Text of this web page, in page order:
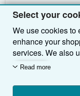
Select your
We use cookies to
enhance your
services. We also
customers use our
we'll also use
Read more
My Account
My Orders
View Basket
Join Our Affiliate
Book Buyback
Refer a seller
About AbeBooks
Media
Careers
Privacy Policy
Cookie Preferences
Find Help
Help
Customer Service
Other AbeBooks
AbeBooks.com
AbeBooks.de
AbeBooks.fr
Follow AbeBooks